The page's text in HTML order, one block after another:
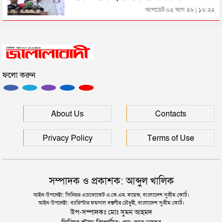
সিলেটের জোড়া ব্রিজের পাশ থেকে আটক ফরহাদ- বাদশা
প্রধানমন্ত্রী
সিলেটে আরও দুইজনের মৃত্যু, হাসপাতালে ৩ শতাধিক
আপডেট ০২ আগ ২৬ | ১৬:২২
ফলো করুন
About Us Contacts
Privacy Policy Terms of Use
সম্পাদক ও প্রকাশক: আব্দুল খালিক
আইন-উপদেষ্টা: সিনিয়র এডভোকেট এ.কে.এম. ফয়েজ, বাংলাদেশ সুপ্রীম কোর্ট।
আইন-উপদেষ্টা: ব্যারিস্টার ফয়সাল দস্তগীর চৌধুরী, বাংলাদেশ সুপ্রীম কোর্ট।
উপ-সম্পাদকঃ মোঃ সুমন আহমদ